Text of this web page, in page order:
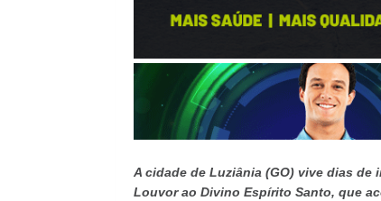
A cidade de Luziânia (GO) vive dias
Louvor ao Divino Espírito Santo, que